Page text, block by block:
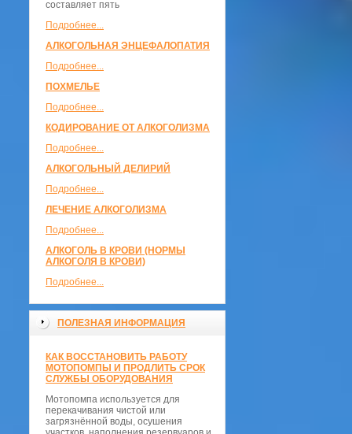
составляет пять
Подробнее...
АЛКОГОЛЬНАЯ ЭНЦЕФАЛОПАТИЯ
Подробнее...
ПОХМЕЛЬЕ
Подробнее...
КОДИРОВАНИЕ ОТ АЛКОГОЛИЗМА
Подробнее...
АЛКОГОЛЬНЫЙ ДЕЛИРИЙ
Подробнее...
ЛЕЧЕНИЕ АЛКОГОЛИЗМА
Подробнее...
АЛКОГОЛЬ В КРОВИ (НОРМЫ
АЛКОГОЛЯ В КРОВИ)
Подробнее...
ПОЛЕЗНАЯ ИНФОРМАЦИЯ
КАК ВОССТАНОВИТЬ РАБОТУ
МОТОПОМПЫ И ПРОДЛИТЬ СРОК
СЛУЖБЫ ОБОРУДОВАНИЯ
Мотопомпа используется для
перекачивания чистой или
загрязнённой воды, осушения